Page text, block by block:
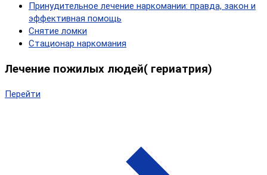
Принудительное лечение наркомании: правда, закон и
эффективная помощь
Снятие ломки
Стационар наркомания
Лечение пожилых людей( гериатрия)
Перейти